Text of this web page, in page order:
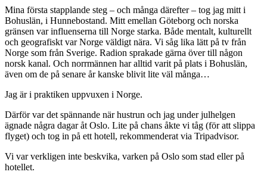
Mina första stapplande steg – och många därefter – tog jag mitt i
Bohuslän, i Hunnebostand. Mitt emellan Göteborg och norska
gränsen var influenserna till Norge starka. Både mentalt, kulturellt
och geografiskt var Norge väldigt nära. Vi såg lika lätt på tv från
Norge som från Sverige. Radion sprakade gärna över till någon
norsk kanal. Och norrmännen har alltid varit på plats i Bohuslän,
även om de på senare år kanske blivit lite väl många…
Jag är i praktiken uppvuxen i Norge.
Därför var det spännande när hustrun och jag under julhelgen
ägnade några dagar åt Oslo. Lite på chans åkte vi tåg (för att slippa
flyget) och tog in på ett hotell, rekommenderat via Tripadvisor.
Vi var verkligen inte beskvika, varken på Oslo som stad eller på
hotellet.